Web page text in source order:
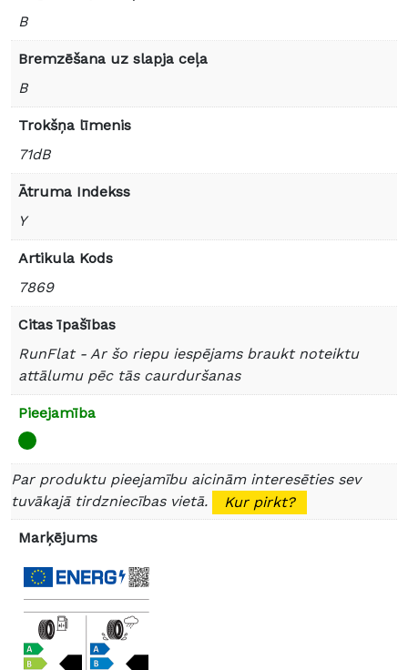
B
Bremzēšana uz slapja ceļa
B
Trokšņa līmenis
71dB
Ātruma Indekss
Y
Artikula Kods
7869
Citas īpašības
RunFlat - Ar šo riepu iespējams braukt noteiktu
attālumu pēc tās caurduršanas
Pieejamība
Par produktu pieejamību aicinām interesēties sev
tuvākajā tirdzniecības vietā.
Kur pirkt?
Marķējums